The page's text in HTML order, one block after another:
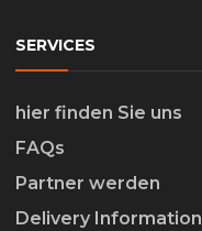
SERVICES
hier finden Sie uns
FAQs
Partner werden
Delivery Information